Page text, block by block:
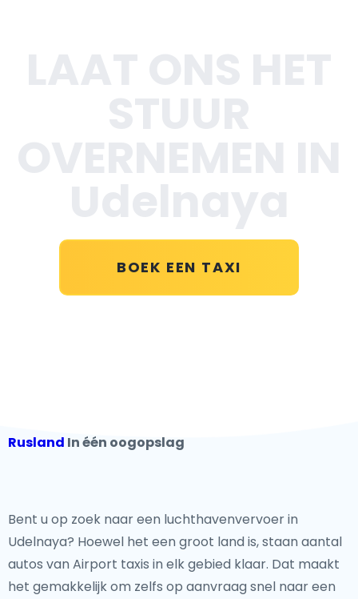
BOEK EEN TAXI
Rusland In één oogopslag
Bent u op zoek naar een luchthavenvervoer in
Udelnaya? Hoewel het een groot land is, staan aantal
autos van Airport taxis in elk gebied klaar. Dat maakt
het gemakkelijk om zelfs op aanvraag snel naar een